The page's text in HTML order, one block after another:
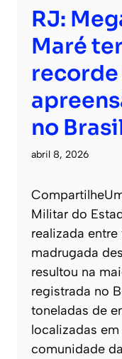
RJ:
Maré
no
abril 8, 2026
Militar do
realizada
madrugada
resultou na
registrada no
toneladas de
localizadas
comunidade